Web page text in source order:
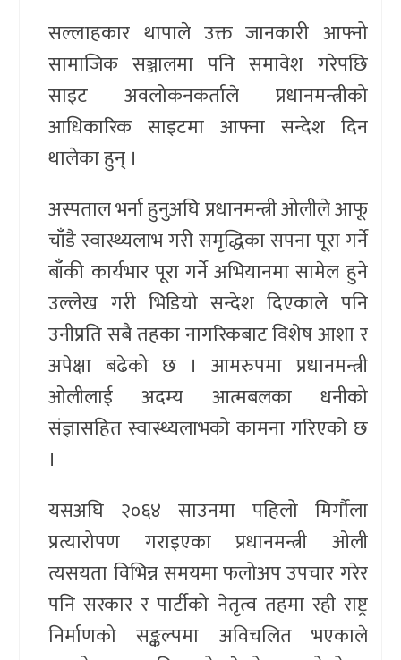
सल्लाहकार थापाले उक्त जानकारी आफ्नो
सामाजिक सञ्जालमा पनि समावेश गरेपछि
साइट अवलोकनकर्ताले प्रधानमन्त्रीको
आधिकारिक साइटमा आफ्ना सन्देश दिन
थालेका हुन् ।
अस्पताल भर्ना हुनुअघि प्रधानमन्त्री ओलीले आफू
चाँडै स्वास्थ्यलाभ गरी समृद्धिका सपना पूरा गर्ने
बाँकी कार्यभार पूरा गर्ने अभियानमा सामेल हुने
उल्लेख गरी भिडियो सन्देश दिएकाले पनि
उनीप्रति सबै तहका नागरिकबाट विशेष आशा र
अपेक्षा बढेको छ । आमरुपमा प्रधानमन्त्री
ओलीलाई अदम्य आत्मबलका धनीको
संज्ञासहित स्वास्थ्यलाभको कामना गरिएको छ
।
यसअघि २०६४ साउनमा पहिलो मिर्गौला
प्रत्यारोपण गराइएका प्रधानमन्त्री ओली
त्यसयता विभिन्न समयमा फलोअप उपचार गरेर
पनि सरकार र पार्टीको नेतृत्व तहमा रही राष्ट्र
निर्माणको सङ्कल्पमा अविचलित भएकाले